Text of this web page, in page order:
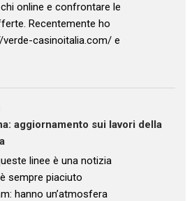
online e confrontare le
Recentemente ho
casinoitalia.com/ e
aggiornamento sui lavori della
linee è una notizia
sempre piaciuto
hanno un’atmosfera